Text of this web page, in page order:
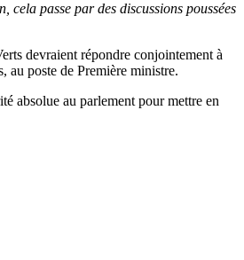
passe par des discussions poussées
devraient répondre conjointement à
au poste de Première ministre.
absolue au parlement pour mettre en